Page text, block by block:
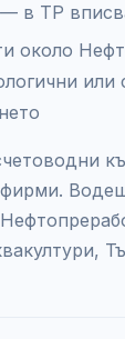
в ТР
около
или